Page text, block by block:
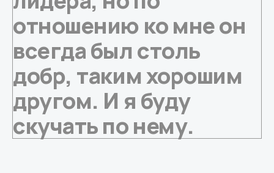
отношению ко мне он
всегда был столь
добр, таким хорошим
другом. И я буду
скучать по нему.